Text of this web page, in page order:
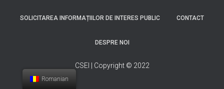
SOLICITAREA INFORMAȚIILOR DE INTERES PUBLIC CONTACT
DESPRE NOI
CSEI | Copyright © 2022
Romanian